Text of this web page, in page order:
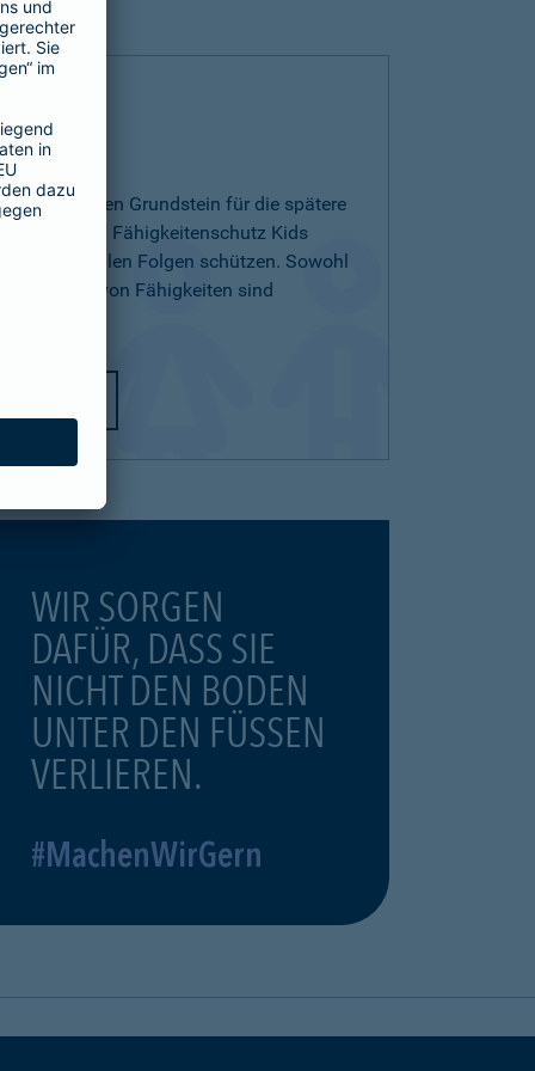
und den Grundstein für die spätere
Mit dem Fähigkeitenschutz Kids
finanziellen Folgen schützen. Sowohl
von Fähigkeiten sind
WIR SORGEN
DAFÜR, DASS SIE
NICHT DEN BODEN
UNTER DEN FÜSSEN
VERLIEREN.
#MachenWirGern